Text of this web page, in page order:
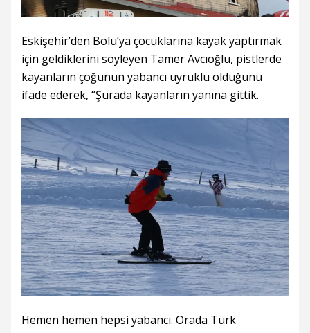
Eskişehir’den Bolu’ya çocuklarına kayak yaptırmak
için geldiklerini söyleyen Tamer Avcıoğlu, pistlerde
kayanların çoğunun yabancı uyruklu olduğunu
ifade ederek, “Şurada kayanların yanına gittik.
Hemen hemen hepsi yabancı. Orada Türk